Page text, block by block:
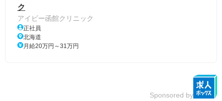
ク
アイビー函館クリニック
正社員
北海道
月給20万円～31万円
Sponsored by